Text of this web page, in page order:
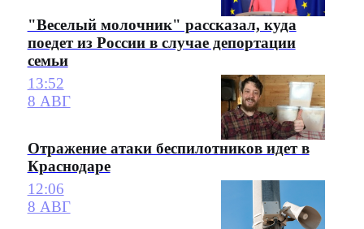
"Веселый молочник" рассказал, куда
поедет из России в случае депортации
семьи
13:52
8 АВГ
Отражение атаки беспилотников идет в
Краснодаре
12:06
8 АВГ